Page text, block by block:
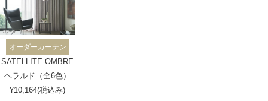
オーダーカーテン
SATELLITE OMBRE
ヘラルド（全6色）
¥10,164(税込み)